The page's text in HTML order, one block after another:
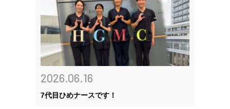
2026.06.16
7代目ひめナースです！